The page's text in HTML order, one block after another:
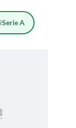
Serie A